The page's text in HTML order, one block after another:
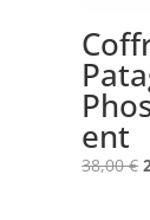
ent
38,00€